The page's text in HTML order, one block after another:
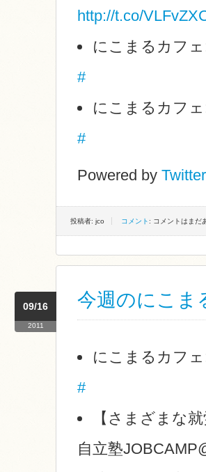
http://t.co/
にこまるカフ
#
にこまるカフ
#
Powered by
投稿者: jco コメント : コメントはまだ
今週のにこま
09/16
2011
にこまるカフ
#
【さまざまな
自立塾